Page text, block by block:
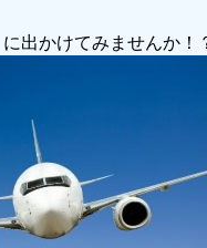
出かけてみませんか！